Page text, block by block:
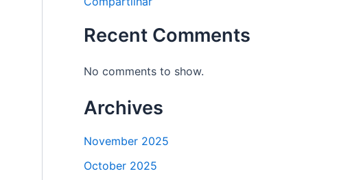
Recent Comments
No comments to show.
Archives
November 2025
October 2025